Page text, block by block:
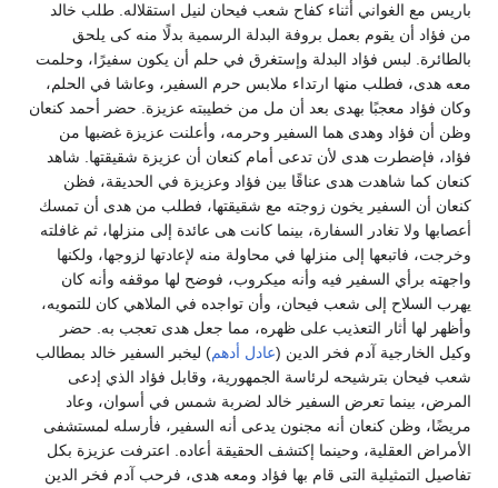
باريس مع الغواني أثناء كفاح شعب فيحان لنيل استقلاله. طلب خالد
من فؤاد أن يقوم بعمل بروفة البدلة الرسمية بدلًا منه كى يلحق
بالطائرة. لبس فؤاد البدلة وإستغرق في حلم أن يكون سفيرًا، وحلمت
معه هدى، فطلب منها ارتداء ملابس حرم السفير، وعاشا في الحلم،
وكان فؤاد معجبًا بهدى بعد أن مل من خطيبته عزيزة. حضر أحمد كنعان
وظن أن فؤاد وهدى هما السفير وحرمه، وأعلنت عزيزة غضبها من
فؤاد، فإضطرت هدى لأن تدعى أمام كنعان أن عزيزة شقيقتها. شاهد
كنعان كما شاهدت هدى عناقًا بين فؤاد وعزيزة في الحديقة، فظن
كنعان أن السفير يخون زوجته مع شقيقتها، فطلب من هدى أن تمسك
أعصابها ولا تغادر السفارة، بينما كانت هى عائدة إلى منزلها، ثم غافلته
وخرجت، فاتبعها إلى منزلها في محاولة منه لإعادتها لزوجها، ولكنها
واجهته برأي السفير فيه وأنه ميكروب، فوضح لها موقفه وأنه كان
يهرب السلاح إلى شعب فيحان، وأن تواجده في الملاهي كان للتمويه،
وأظهر لها أثار التعذيب على ظهره، مما جعل هدى تعجب به. حضر
وكيل الخارجية آدم فخر الدين (عادل أدهم) ليخبر السفير خالد بمطالب
شعب فيحان بترشيحه لرئاسة الجمهورية، وقابل فؤاد الذي إدعى
المرض، بينما تعرض السفير خالد لضربة شمس في أسوان، وعاد
مريضًا، وظن كنعان أنه مجنون يدعى أنه السفير، فأرسله لمستشفى
الأمراض العقلية، وحينما إكتشف الحقيقة أعاده. اعترفت عزيزة بكل
تفاصيل التمثيلية التى قام بها فؤاد ومعه هدى، فرحب آدم فخر الدين